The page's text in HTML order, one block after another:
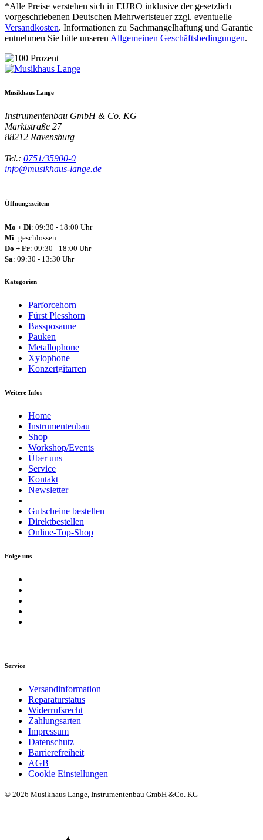
*Alle Preise verstehen sich in EURO inklusive der gesetzlich
vorgeschriebenen Deutschen Mehrwertsteuer zzgl. eventuelle
Versandkosten. Informationen zu Sachmangelhaftung und Garantie
entnehmen Sie bitte unseren Allgemeinen Geschäftsbedingungen.
Musikhaus Lange
Instrumentenbau GmbH & Co. KG
Marktstraße 27
88212 Ravensburg
Tel.: 0751/35900-0
info@musikhaus-lange.de
Öffnungszeiten:
Mo + Di: 09:30 - 18:00 Uhr
Mi: geschlossen
Do + Fr: 09:30 - 18:00 Uhr
Sa: 09:30 - 13:30 Uhr
Kategorien
Parforcehorn
Fürst Plesshorn
Bassposaune
Pauken
Metallophone
Xylophone
Konzertgitarren
Weitere Infos
Home
Instrumentenbau
Shop
Workshop/Events
Über uns
Service
Kontakt
Newsletter
Gutscheine bestellen
Direktbestellen
Online-Top-Shop
Folge uns
Service
Versandinformation
Reparaturstatus
Widerrufsrecht
Zahlungsarten
Impressum
Datenschutz
Barrierefreiheit
AGB
Cookie Einstellungen
© 2026 Musikhaus Lange, Instrumentenbau GmbH &Co. KG